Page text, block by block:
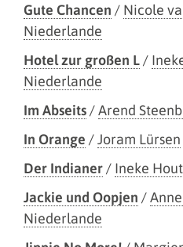
Gute Chancen / Nicole
Niederlande
Hotel zur großen L/
Niederlande
Im Abseits/Arend
In Orange /Joram Lürsen
Der Indianer/ Ineke
Jackie und Oopjen /
Niederlande